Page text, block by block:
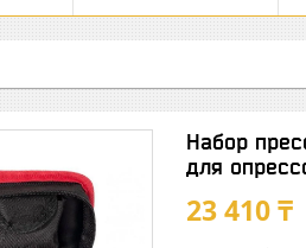
Набор
для
23 410 ₸